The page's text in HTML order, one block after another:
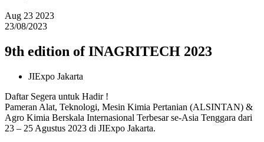
Aug 23 2023
23/08/2023
9th edition of INAGRITECH 2023
JIExpo Jakarta
Daftar Segera untuk Hadir !
Pameran Alat, Teknologi, Mesin Kimia Pertanian (ALSINTAN) &
Agro Kimia Berskala Internasional Terbesar se-Asia Tenggara dari
23 – 25 Agustus 2023 di JIExpo Jakarta.